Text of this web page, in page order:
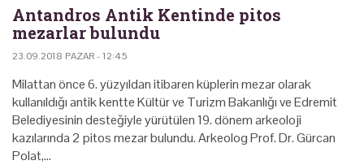
Antandros Antik Kentinde pitos
mezarlar bulundu
23.09.2018 PAZAR - 12:45
Milattan önce 6. yüzyıldan itibaren küplerin mezar olarak
kullanıldığı antik kentte Kültür ve Turizm Bakanlığı ve Edremit
Belediyesinin desteğiyle yürütülen 19. dönem arkeoloji
kazılarında 2 pitos mezar bulundu. Arkeolog Prof. Dr. Gürcan
Polat,…